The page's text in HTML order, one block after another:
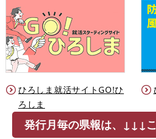
ひろしま就活サイトGO!ひ
ろしま
発行月毎の県報は、↓↓↓